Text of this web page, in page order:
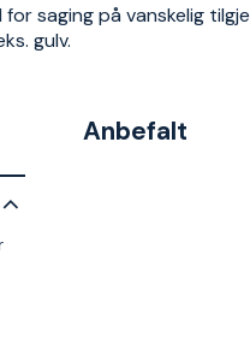
saging på vanskelig
gulv.
Anbefalt